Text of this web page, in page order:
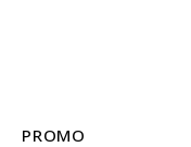
PROMO